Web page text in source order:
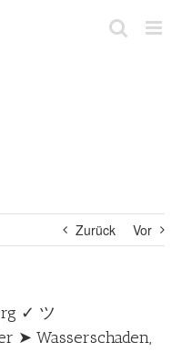
Zurück Vor
✓ ツ
➤ Wasserschaden,